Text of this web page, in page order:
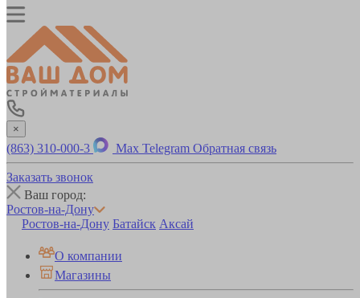
×
(863) 310-000-3 Max Telegram Обратная связь
Заказать звонок
Ваш город:
Ростов-на-Дону
Ростов-на-Дону Батайск Аксай
О компании
Магазины